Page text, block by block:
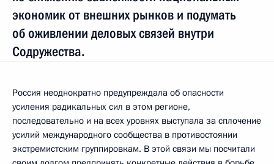
экономик от внешних рынков и подумать
об оживлении деловых связей внутри
Содружества.
Россия неоднократно предупреждала об опасности
усиления радикальных сил в этом регионе,
последовательно и на всех уровнях выступала за сплочение
усилий международного сообщества в противостоянии
экстремистским группировкам. В этой связи мы посчитали